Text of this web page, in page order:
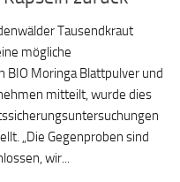
Tausendkraut
mögliche
BIO Moringa Blattpulver und
mitteilt, wurde dies
„Die Gegenproben sind
wir...